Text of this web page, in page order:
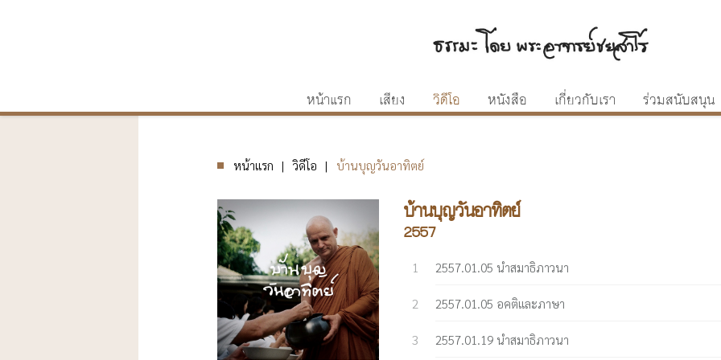
หน้าแรก เสียง วิดีโอ หนังสือ เกี่ยวกับเรา ร่วมสนับสนุน
หน้าแรก วิดีโอ บ้านบุญวันอาทิตย์
บ้านบุญวันอาทิตย์
2557
2557.01.05 นำสมาธิภาวนา
2557.01.05 อคติและภาษา
2557.01.19 นำสมาธิภาวนา